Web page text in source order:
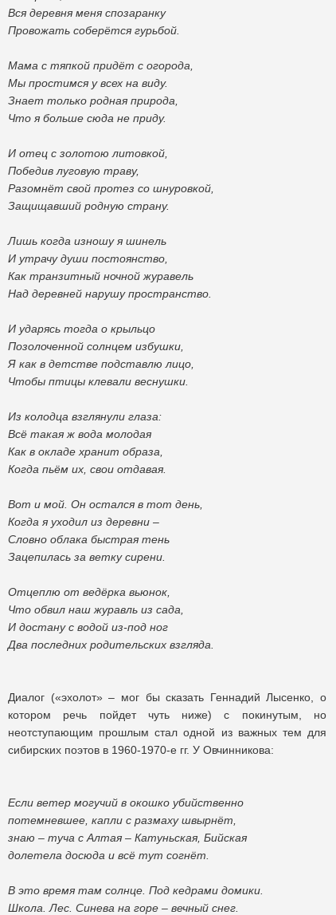
Вся деревня меня спозаранку
Провожать соберётся гурьбой.
Мама с тяпкой придёт с огорода,
Мы простимся у всех на виду.
Знает только родная природа,
Что я больше сюда не приду.
И отец с золотою литовкой,
Победив луговую траву,
Разомнёт свой протез со шнуровкой,
Защищавший родную страну.
Лишь когда изношу я шинель
И утрачу души постоянство,
Как транзитный ночной журавель
Над деревней нарушу пространство.
И ударясь тогда о крыльцо
Позолоченной солнцем избушки,
Я как в детстве подставлю лицо,
Чтобы птицы клевали веснушки.
Из колодца взглянули глаза:
Всё такая ж вода молодая
Как в окладе хранит образа,
Когда пьём их, свои отдавая.
Вот и мой. Он остался в тот день,
Когда я уходил из деревни –
Словно облака быстрая тень
Зацепилась за ветку сирени.
Отцеплю от ведёрка вьюнок,
Что обвил наш журавль из сада,
И достану с водой из-под ног
Два последних родительских взгляда.
Диалог («эхолот» – мог бы сказать Геннадий Лысенко, о
котором речь пойдет чуть ниже) с покинутым, но
неотступающим прошлым стал одной из важных тем для
сибирских поэтов в 1960-1970-е гг. У Овчинникова:
Если ветер могучий в окошко убийственно
потемневшее, капли с размаху швырнёт,
знаю – туча с Алтая – Катуньская, Бийская
долетела досюда и всё тут согнёт.
В это время там солнце. Под кедрами домики.
Школа. Лес. Синева на горе – вечный снег.